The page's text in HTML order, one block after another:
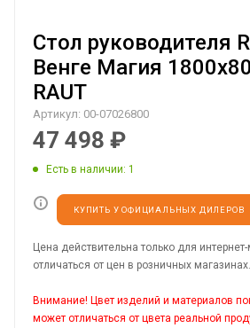
Стол руководителя
Венге Магия
RAUT
Артикул: 00-07026800
47 498 ₽
Есть в наличии: 1
КУПИТЬ У ОФИЦИАЛЬНЫХ ДИЛЕРОВ
Цена действительна только для
отличаться от цен в розничных магазинах.
Внимание! Цвет изделий и материалов
может отличаться от цвета реальной